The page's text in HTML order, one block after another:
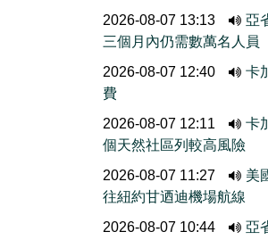
2026-08-07 13:13
亞
三個月內仍需數萬名人員
2026-08-07 12:40
卡
費
2026-08-07 12:11
卡
個天然社區列較高風險
2026-08-07 11:27
美
往紐約甘迺迪機場航線
2026-08-07 10:44
亞